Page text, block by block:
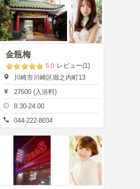
金瓶梅
5.0 レビュー(1)
川崎市川崎区堀之内町13
27500 (入浴料)
8:30-24:00
044-222-8034